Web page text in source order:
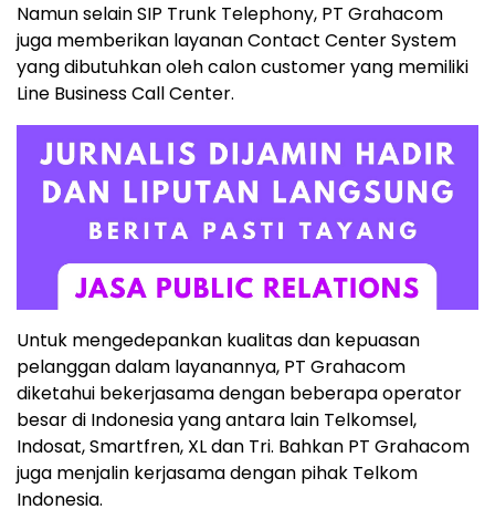
Namun selain SIP Trunk Telephony, PT Grahacom
juga memberikan layanan Contact Center System
yang dibutuhkan oleh calon customer yang memiliki
Line Business Call Center.
Untuk mengedepankan kualitas dan kepuasan
pelanggan dalam layanannya, PT Grahacom
diketahui bekerjasama dengan beberapa operator
besar di Indonesia yang antara lain Telkomsel,
Indosat, Smartfren, XL dan Tri. Bahkan PT Grahacom
juga menjalin kerjasama dengan pihak Telkom
Indonesia.